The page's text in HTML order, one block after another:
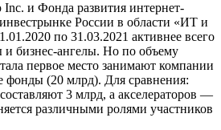
и Фонда развития интернет-
России в области «ИТ и
по 31.03.2021 активнее всего
и бизнес-ангелы. Но по объему
первое место занимают компании
фонды (20 млрд). Для сравнения:
3 млрд, а акселераторов —
различными ролями участников